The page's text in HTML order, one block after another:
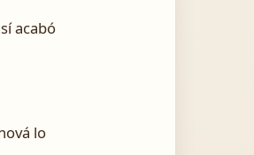
acabó
lo